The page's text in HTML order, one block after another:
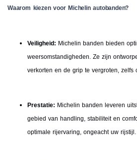
Waarom kiezen voor Michelin autobanden?
Veiligheid: Michelin banden bieden
weersomstandigheden. Ze zijn
verkorten en de grip te vergroten, zelfs
Prestatie: Michelin banden leveren
gebied van handling, stabiliteit en
optimale rijervaring, ongeacht uw rijstijl.